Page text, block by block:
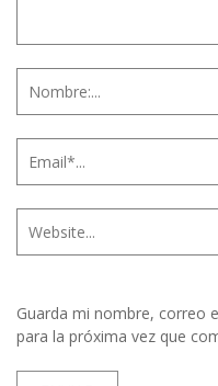
Guarda mi nombre, correo
para la próxima vez que